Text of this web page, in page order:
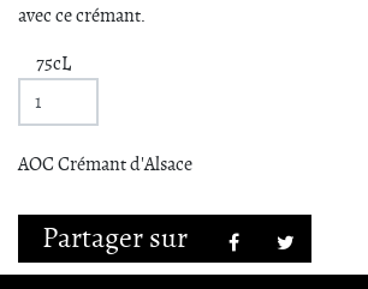
avec ce crémant.
75cL
AOC Crémant d'Alsace
Partager sur Facebook